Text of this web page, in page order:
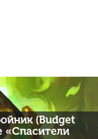
(Budget
«Спасители